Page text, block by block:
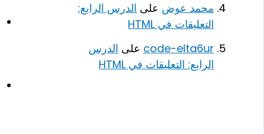
محمد عوض على الدرس الرابع:
التعليقات في HTML
code-elta6ur على الدرس
الرابع: التعليقات في HTML